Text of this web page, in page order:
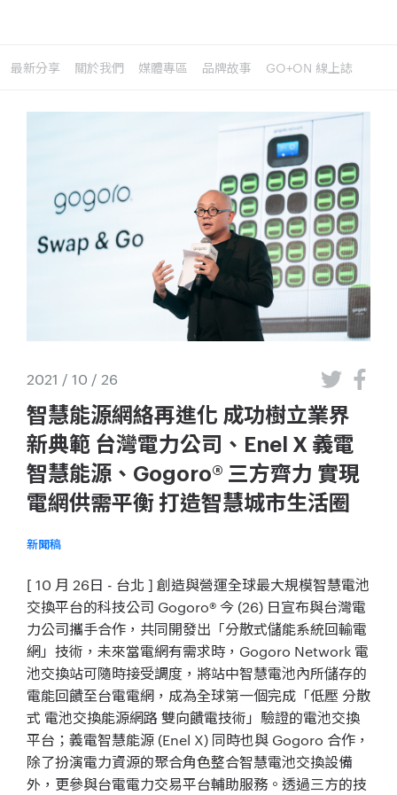
最新分享 關於我們 媒體專區 品牌故事 GO+ON 線上誌
2021 / 10 / 26
智慧能源網絡再進化 成功樹立業界
新典範 台灣電力公司、Enel X 義電
智慧能源、Gogoro® 三方齊力 實現
電網供需平衡 打造智慧城市生活圈
新聞稿
[ 10 月 26日 - 台北 ] 創造與營運全球最大規模智慧電池
交換平台的科技公司 Gogoro® 今 (26) 日宣布與台灣電
力公司攜手合作，共同開發出「分散式儲能系統回輸電
網」技術，未來當電網有需求時，Gogoro Network 電
池交換站可隨時接受調度，將站中智慧電池內所儲存的
電能回饋至台電電網，成為全球第一個完成「低壓 分散
式 電池交換能源網路 雙向饋電技術」驗證的電池交換
平台；義電智慧能源 (Enel X) 同時也與 Gogoro 合作，
除了扮演電力資源的聚合角色整合智慧電池交換設備
外，更參與台電電力交易平台輔助服務。透過三方的技